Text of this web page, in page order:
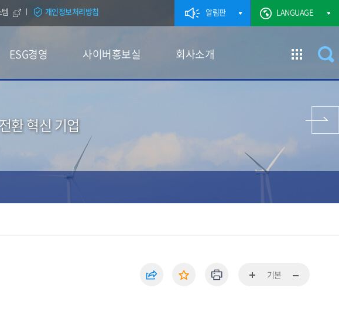
템 개인정보처리방침 알림판 LANGUAGE
ESG경영 사이버홍보실 회사소개
환 혁신 기업
기본